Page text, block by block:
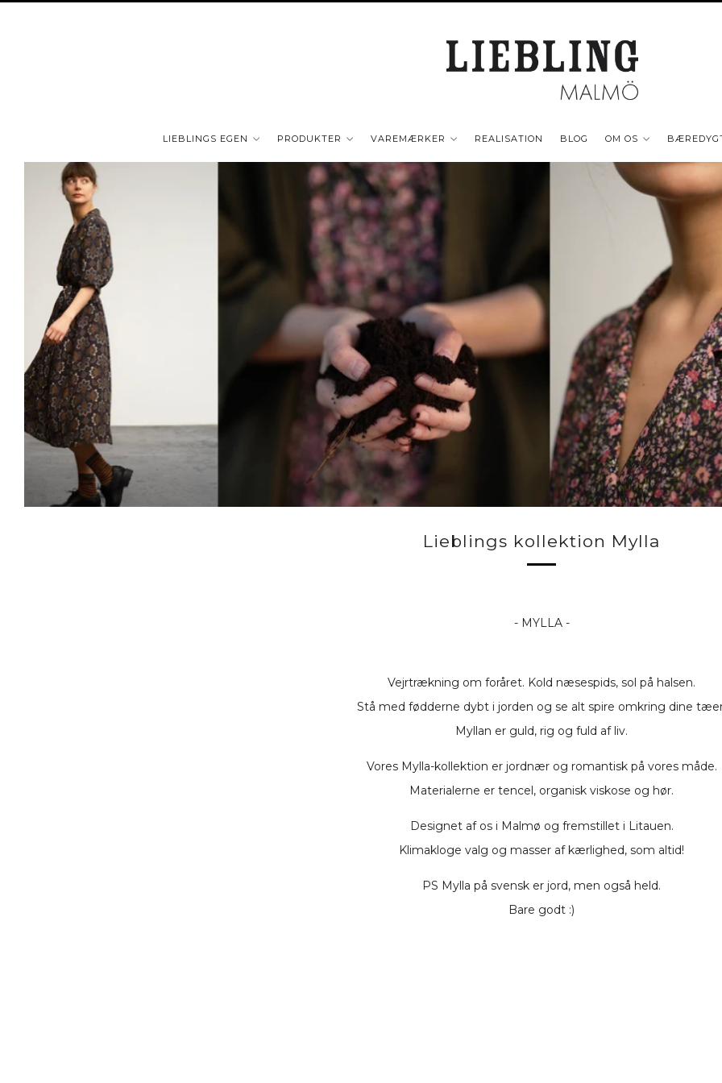
LIEBLINGS EGEN PRODUKTER VAREMÆRKER REALISATION BLOG OM OS
Lieblings kollektion Mylla
- MYLLA -
Vejrtrækning om foråret. Kold næsespids, sol på halsen.
Stå med fødderne dybt i jorden og se alt spire omkring dine
Myllan er guld, rig og fuld af liv.
Vores Mylla-kollektion er jordnær og romantisk på vores måde.
Materialerne er tencel, organisk viskose og hør.
Designet af os i Malmø og fremstillet i Litauen.
Klimakloge valg og masser af kærlighed, som altid!
PS Mylla på svensk er jord, men også held.
Bare godt :)